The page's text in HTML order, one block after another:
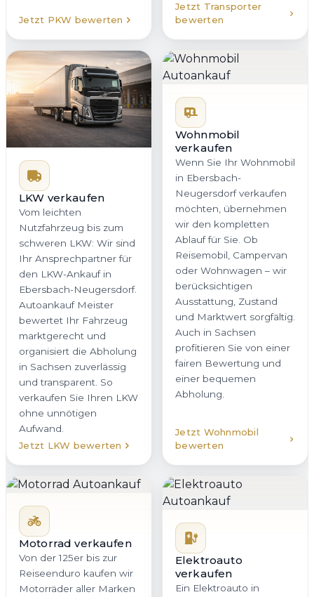
Jetzt PKW bewerten
Jetzt Transporter
bewerten
LKW verkaufen
Vom leichten
Nutzfahrzeug bis zum
schweren LKW: Wir sind
Ihr Ansprechpartner für
den LKW-Ankauf in
Ebersbach-Neugersdorf.
Autoankauf Meister
bewertet Ihr Fahrzeug
marktgerecht und
organisiert die Abholung
in Sachsen zuverlässig
und transparent. So
verkaufen Sie Ihren LKW
ohne unnötigen
Aufwand.
Jetzt LKW bewerten
Wohnmobil
verkaufen
Wenn Sie Ihr Wohnmobil
in Ebersbach-
Neugersdorf verkaufen
möchten, übernehmen
wir den kompletten
Ablauf für Sie. Ob
Reisemobil, Campervan
oder Wohnwagen – wir
berücksichtigen
Ausstattung, Zustand
und Marktwert sorgfältig.
Auch in Sachsen
profitieren Sie von einer
fairen Bewertung und
einer bequemen
Abholung.
Jetzt Wohnmobil
bewerten
Motorrad verkaufen
Von der 125er bis zur
Reiseenduro kaufen wir
Motorräder aller Marken
Elektroauto
verkaufen
Ein Elektroauto in